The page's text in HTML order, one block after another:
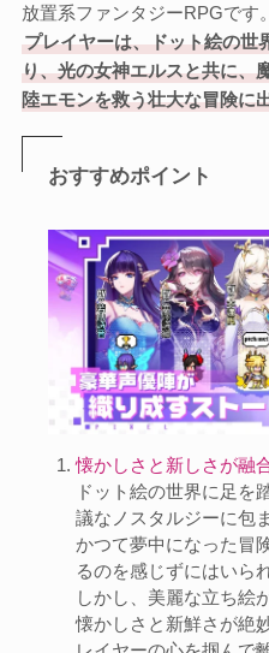
放置系ファンタジーRPGです。
プレイヤーは、ドット絵の世
り、光の女神エルスと共に、
陸エモンを救う壮大な冒険に
おすすめポイント
懐かしさと新しさが融
ドット絵の世界に足を
議なノスタルジーに包
かつて夢中になった冒
るのを感じずにはいら
しかし、美麗な立ち絵
懐かしさと新鮮さが絶